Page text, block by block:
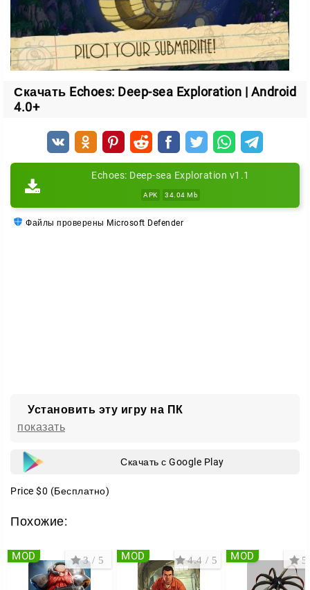
Скачать Echoes: Deep-sea Exploration | Android
4.0+
Echoes: Deep-sea Exploration v1.1
APK 34.04 Mb
Файлы проверены Microsoft Defender
Установить эту игру на ПК
показать
Скачать с Google Play
Price $0 (Бесплатно)
Похожие:
3 / 5
MOD 4.4 / 5
MOD 5
MOD